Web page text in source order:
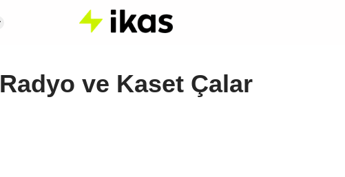
Radyo ve Kaset Çalar